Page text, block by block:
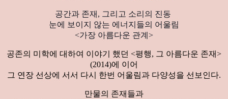
공간과 존재, 그리고 소리의 진동
눈에 보이지 않는 에너지들의 어울림
<가장 아름다운 관계>
공존의 미학에 대하여 이야기 했던 <평행, 그 아름다운 존재>
(2014)에 이어
그 연장 선상에 서서 다시 한번 어울림과 다양성을 선보인다.
만물의 존재들과